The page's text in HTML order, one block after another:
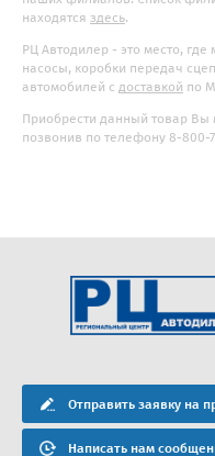
находятся здесь.
РЦ Автодилер - это место,
насосы, коробки передач
автомобилей с доставкой по
Приобрести данный товар
позвонив по телефону 8-800-
Отправить заявку на
Написать нам